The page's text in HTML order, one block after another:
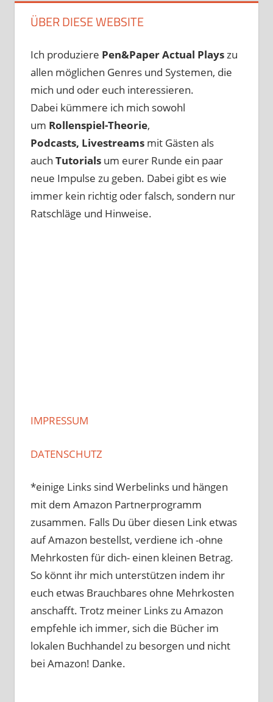
ÜBER DIESE WEBSITE
Ich produziere Pen&PaperActual Playszu
allen möglichen Genres und Systemen, die
mich und oder euch interessieren.
Dabei kümmere ich mich sowohl
um Rollenspiel-Theorie,
Podcasts, Livestreams mit Gästen als
auch Tutorials um eurer Runde ein paar
neue Impulse zu geben. Dabei gibt es wie
immer kein richtig oder falsch, sondern nur
Ratschläge und Hinweise.
IMPRESSUM
DATENSCHUTZ
*einige Links sind Werbelinks und hängen
mit dem Amazon Partnerprogramm
zusammen. Falls Du über diesen Link etwas
auf Amazon bestellst, verdiene ich -ohne
Mehrkosten für dich- einen kleinen Betrag.
So könnt ihr mich unterstützen indem ihr
euch etwas Brauchbares ohne Mehrkosten
anschafft. Trotz meiner Links zu Amazon
empfehle ich immer, sich die Bücher im
lokalen Buchhandel zu besorgen und nicht
bei Amazon! Danke.